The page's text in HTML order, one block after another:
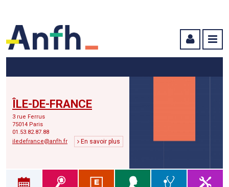
ÎLE-DE-FRANCE
3 rue Ferrus
75014 Paris
01.53.82.87.88
iledefrance@anfh.fr
En savoir plus